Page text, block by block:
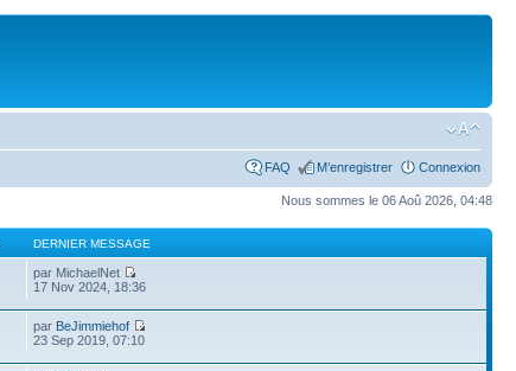
FAQ M’enregistrer Connexion
Nous sommes le 06 Aoû 2026, 04:48
DERNIER MESSAGE
par MichaelNet
17 Nov 2024, 18:36
par BeJimmiehof
23 Sep 2019, 07:10